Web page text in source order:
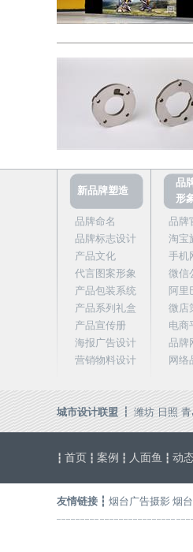
新品牌塑造
品牌命名
品牌标志设计
产品文化
代言图案形象
产品包装系统
产品系列礼盒
产品宣传册
海报广告设计
营销物料设计
品
形
品牌
淘宝
手机
微信
阿里
微店
电商
品牌
网络
城市设计联盟 ┇ 潍坊 日照 青
┇ 首页 ┇ 案例 ┇ 人面鱼 ┇ 动
友情链接┇ 烟台广告摄影 烟